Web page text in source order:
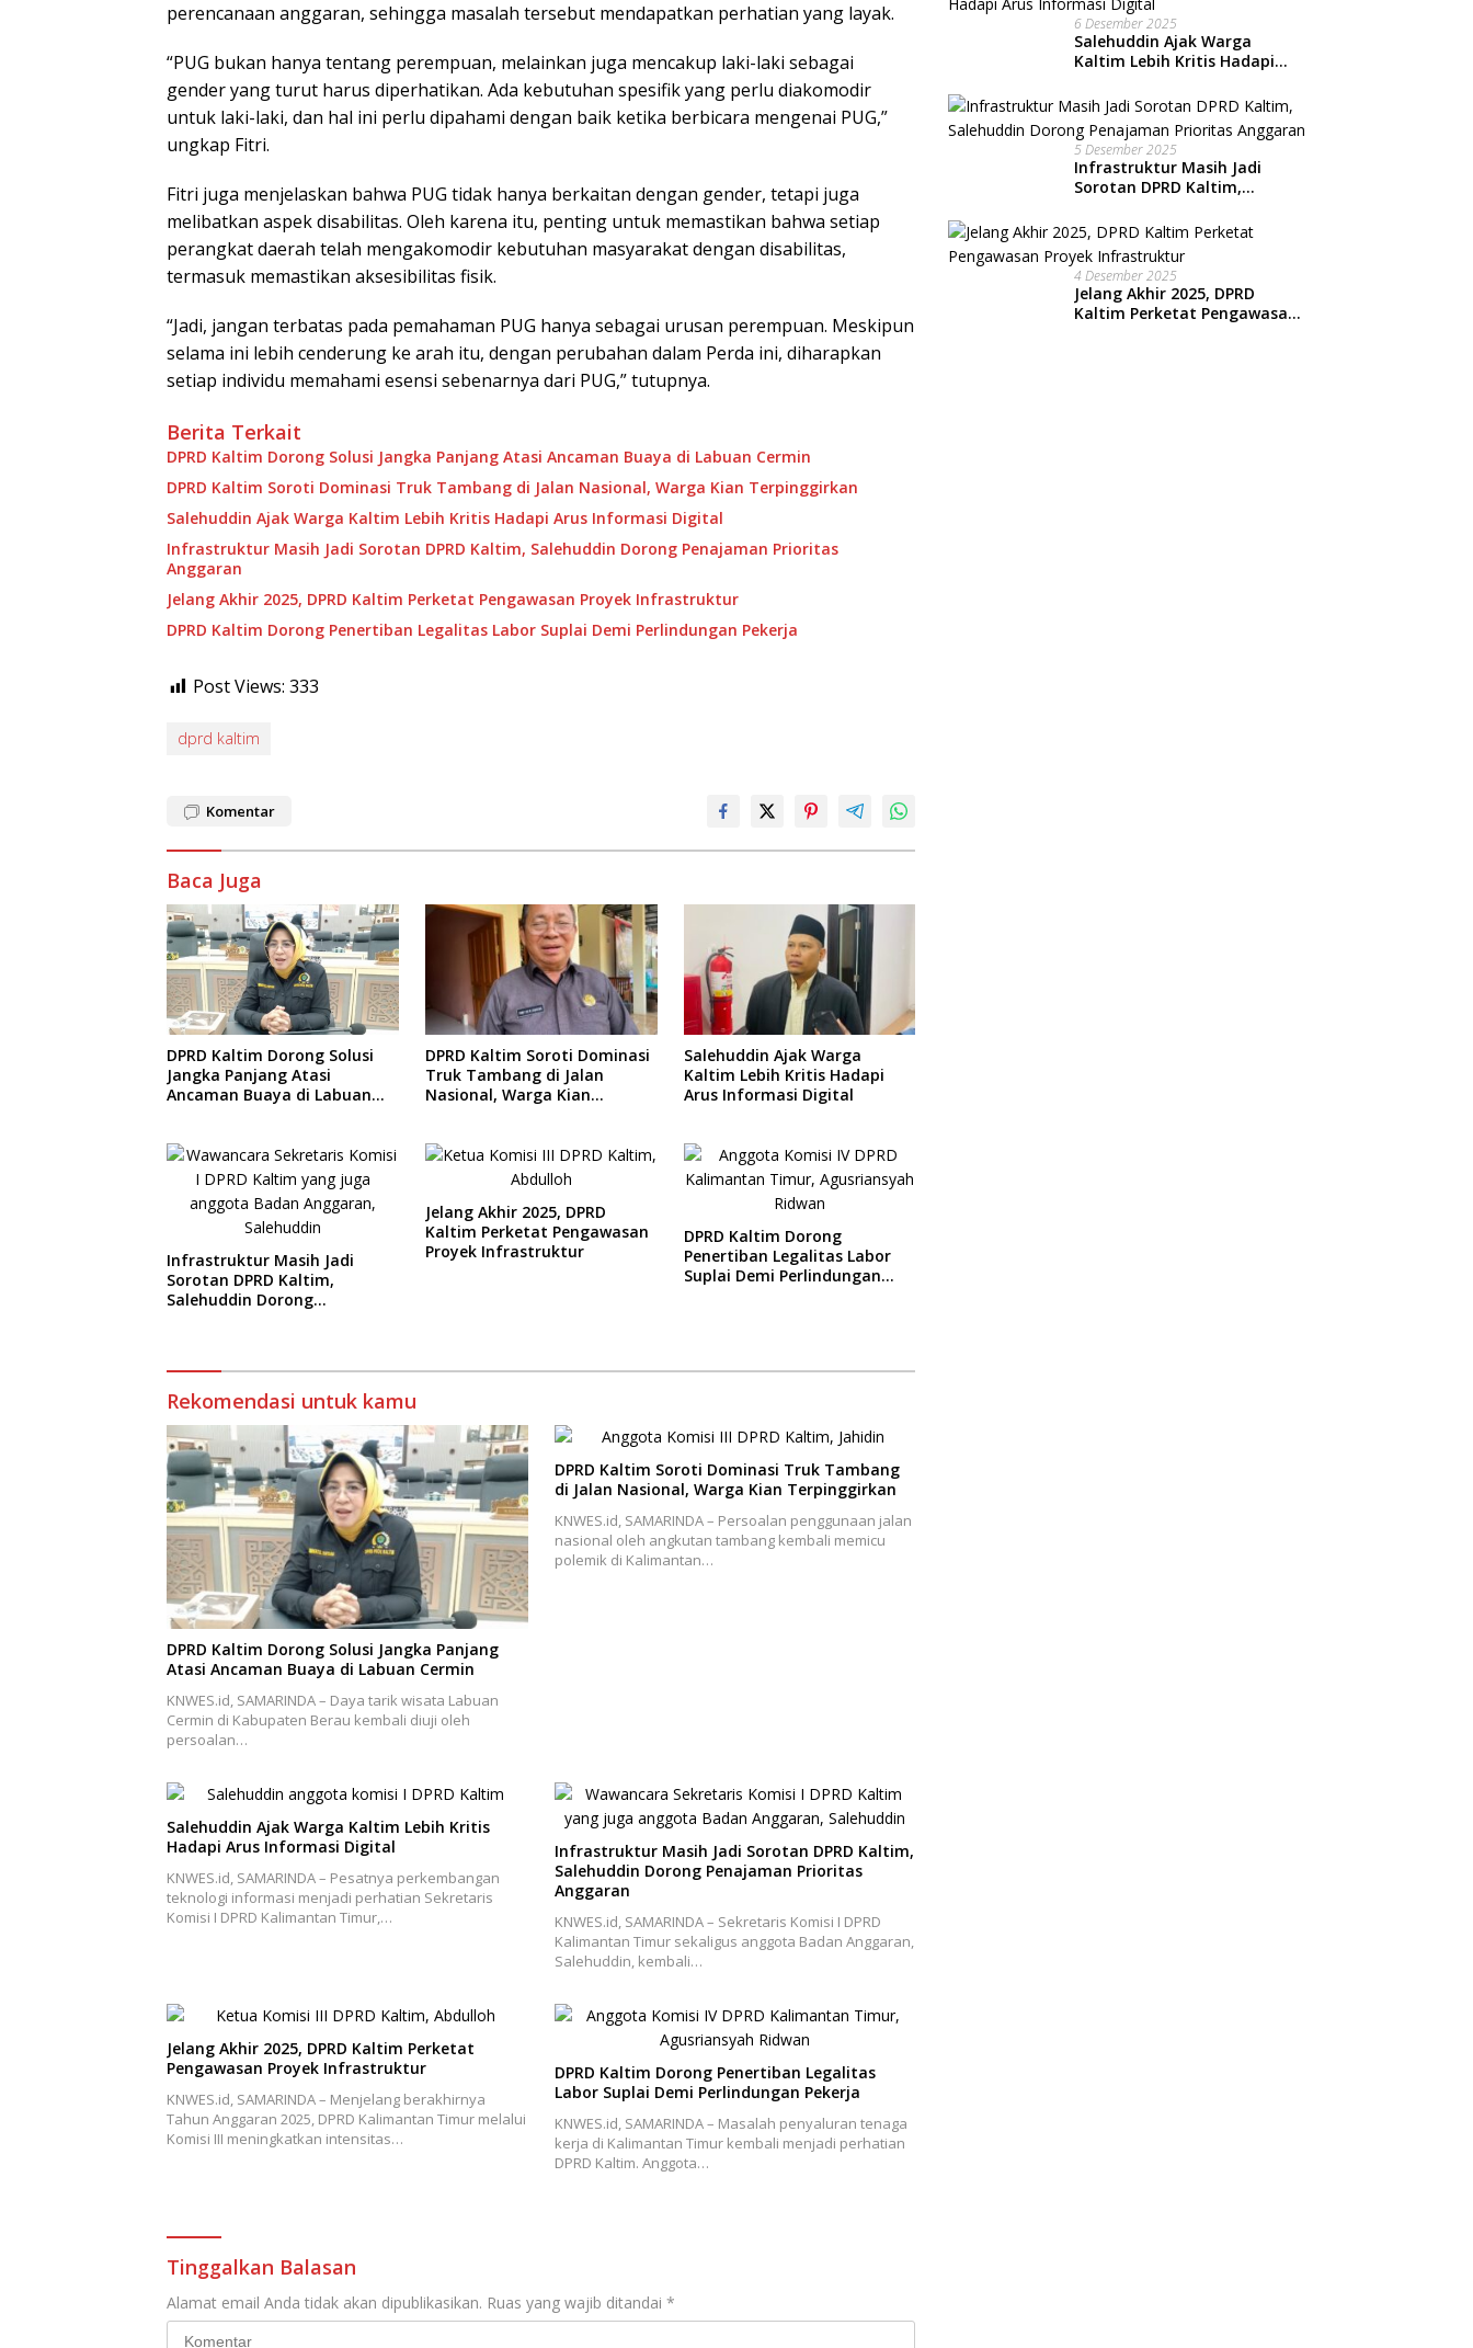
perencanaan anggaran, sehingga masalah tersebut mendapatkan perhatian yang layak.
“PUG bukan hanya tentang perempuan, melainkan juga mencakup laki-laki sebagai
gender yang turut harus diperhatikan. Ada kebutuhan spesifik yang perlu diakomodir
untuk laki-laki, dan hal ini perlu dipahami dengan baik ketika berbicara mengenai PUG,”
ungkap Fitri.
Fitri juga menjelaskan bahwa PUG tidak hanya berkaitan dengan gender, tetapi juga
melibatkan aspek disabilitas. Oleh karena itu, penting untuk memastikan bahwa setiap
perangkat daerah telah mengakomodir kebutuhan masyarakat dengan disabilitas,
termasuk memastikan aksesibilitas fisik.
“Jadi, jangan terbatas pada pemahaman PUG hanya sebagai urusan perempuan. Meskipun
selama ini lebih cenderung ke arah itu, dengan perubahan dalam Perda ini, diharapkan
setiap individu memahami esensi sebenarnya dari PUG,” tutupnya.
Berita Terkait
DPRD Kaltim Dorong Solusi Jangka Panjang Atasi Ancaman Buaya di Labuan Cermin
DPRD Kaltim Soroti Dominasi Truk Tambang di Jalan Nasional, Warga Kian Terpinggirkan
Salehuddin Ajak Warga Kaltim Lebih Kritis Hadapi Arus Informasi Digital
Infrastruktur Masih Jadi Sorotan DPRD Kaltim, Salehuddin Dorong Penajaman Prioritas
Anggaran
Jelang Akhir 2025, DPRD Kaltim Perketat Pengawasan Proyek Infrastruktur
DPRD Kaltim Dorong Penertiban Legalitas Labor Suplai Demi Perlindungan Pekerja
Post Views: 333
dprd kaltim
Komentar
Baca Juga
DPRD Kaltim Dorong Solusi
Jangka Panjang Atasi
Ancaman Buaya di Labuan
DPRD Kaltim Soroti Dominasi
Truk Tambang di Jalan
Nasional, Warga Kian
Salehuddin Ajak Warga
Kaltim Lebih Kritis Hadapi
Arus Informasi Digital
Infrastruktur Masih Jadi
Sorotan DPRD Kaltim,
Salehuddin Dorong
Jelang Akhir 2025, DPRD
Kaltim Perketat Pengawasan
Proyek Infrastruktur
DPRD Kaltim Dorong
Penertiban Legalitas Labor
Suplai Demi Perlindungan
Rekomendasi untuk kamu
DPRD Kaltim Dorong Solusi Jangka Panjang
Atasi Ancaman Buaya di Labuan Cermin
KNWES.id, SAMARINDA – Daya tarik wisata Labuan
Cermin di Kabupaten Berau kembali diuji oleh
persoalan…
DPRD Kaltim Soroti Dominasi Truk Tambang
di Jalan Nasional, Warga Kian Terpinggirkan
KNWES.id, SAMARINDA – Persoalan penggunaan jalan
nasional oleh angkutan tambang kembali memicu
polemik di Kalimantan…
Salehuddin Ajak Warga Kaltim Lebih Kritis
Hadapi Arus Informasi Digital
KNWES.id, SAMARINDA – Pesatnya perkembangan
teknologi informasi menjadi perhatian Sekretaris
Komisi I DPRD Kalimantan Timur,…
Infrastruktur Masih Jadi Sorotan DPRD Kaltim,
Salehuddin Dorong Penajaman Prioritas
Anggaran
KNWES.id, SAMARINDA – Sekretaris Komisi I DPRD
Kalimantan Timur sekaligus anggota Badan Anggaran,
Salehuddin, kembali…
Jelang Akhir 2025, DPRD Kaltim Perketat
Pengawasan Proyek Infrastruktur
KNWES.id, SAMARINDA – Menjelang berakhirnya
Tahun Anggaran 2025, DPRD Kalimantan Timur melalui
Komisi III meningkatkan intensitas…
DPRD Kaltim Dorong Penertiban Legalitas
Labor Suplai Demi Perlindungan Pekerja
KNWES.id, SAMARINDA – Masalah penyaluran tenaga
kerja di Kalimantan Timur kembali menjadi perhatian
DPRD Kaltim. Anggota…
Tinggalkan Balasan
Alamat email Anda tidak akan dipublikasikan. Ruas yang wajib ditandai *
6 Desember 2025
Salehuddin Ajak Warga
Kaltim Lebih Kritis Hadapi
5 Desember 2025
Infrastruktur Masih Jadi
Sorotan DPRD Kaltim,
Penajaman Prioritas
Anggaran
4 Desember 2025
Jelang Akhir 2025, DPRD
Kaltim Perketat Pengawasan